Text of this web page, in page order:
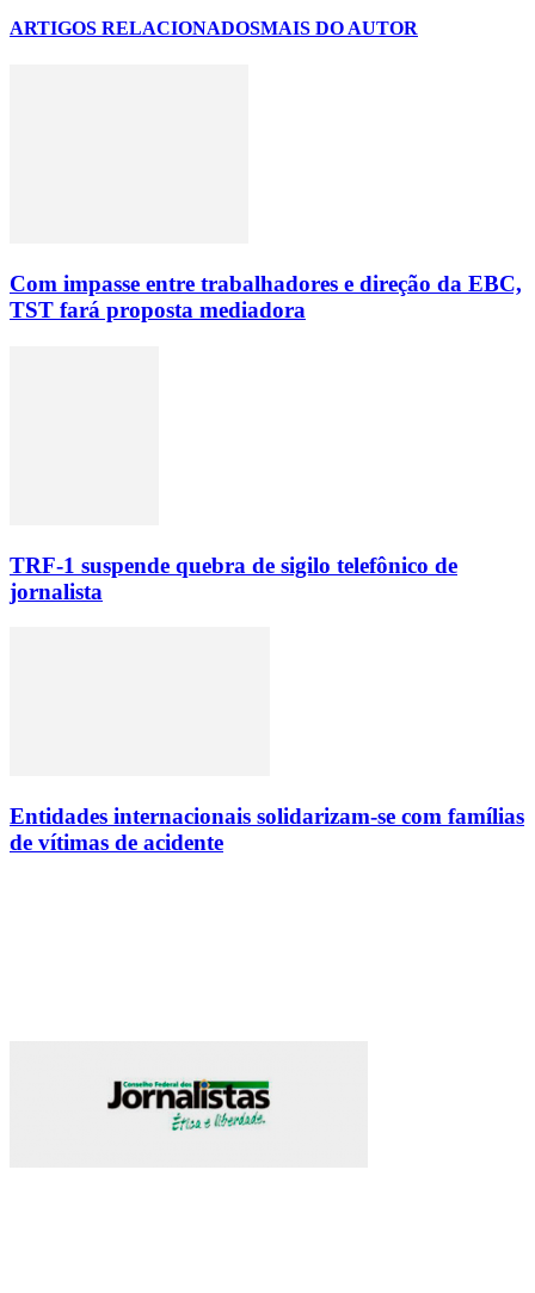
ARTIGOS RELACIONADOSMAIS DO AUTOR
Com impasse entre trabalhadores e direção da EBC,
TST fará proposta mediadora
TRF-1 suspende quebra de sigilo telefônico de
jornalista
Entidades internacionais solidarizam-se com famílias
de vítimas de acidente